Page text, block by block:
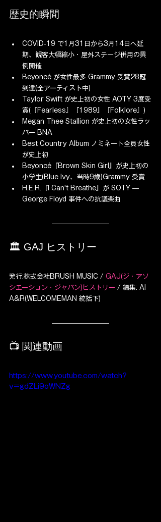
歴史的瞬間
COVID-19 で1月31日から3月14日へ延
期、観客大幅縮小・屋外ステージ併用の異
例開催
Beyoncé が女性最多 Grammy 受賞28冠
到達(全アーティスト中)
Taylor Swift が史上初の女性 AOTY 3度受
賞(『Fearless』『1989』『Folklore』)
Megan Thee Stallion が史上初の女性ラッ
パー BNA
Best Country Album ノミネート全員女性
が史上初
Beyoncé『Brown Skin Girl』が史上初の
小学生(Blue Ivy、当時9歳)Grammy 受賞
H.E.R.『I Can't Breathe』が SOTY —
George Floyd 事件への抗議楽曲
🏛️ GAJ ヒストリー
発行:株式会社BRUSH MUSIC / GAJ(ジ・アソ
シエーション・ジャパン)ヒストリー / 編集: AI
A&R(WELCOMEMAN 統括下)
📺 関連動画
https://www.youtube.com/watch?
v=gdZLi9oWNZg